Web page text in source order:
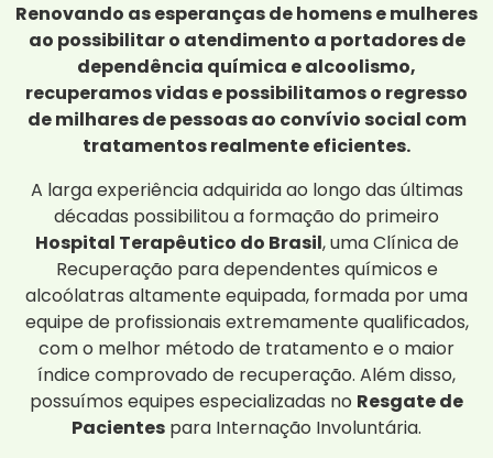
Renovando as esperanças de homens e mulheres
ao possibilitar o atendimento a portadores de
dependência química e alcoolismo,
recuperamos vidas e possibilitamos o regresso
de milhares de pessoas ao convívio social com
tratamentos realmente eficientes.
A larga experiência adquirida ao longo das últimas
décadas possibilitou a formação do primeiro
Hospital Terapêutico do Brasil, uma Clínica de
Recuperação para dependentes químicos e
alcoólatras altamente equipada, formada por uma
equipe de profissionais extremamente qualificados,
com o melhor método de tratamento e o maior
índice comprovado de recuperação. Além disso,
possuímos equipes especializadas no Resgate de
Pacientes para Internação Involuntária.